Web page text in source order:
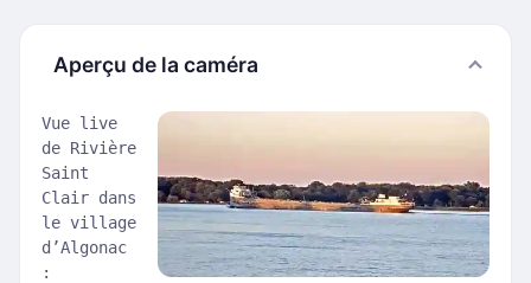
Aperçu de la caméra
Vue live
de Rivière
Saint
Clair dans
le village
d’Algonac
: